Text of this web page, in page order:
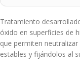
Tratamiento
óxido en superficies de
que permiten
estables y fijándolos al